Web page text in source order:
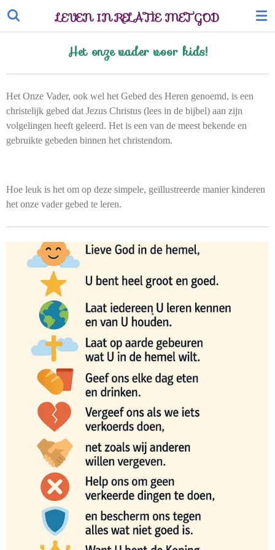
Ga
hoofdinhoud
LEVEN IN RELATIE MET GOD
Het onze vader voor kids!
Het Onze Vader, ook wel het Gebed des Heren genoemd, is een
christelijk gebed dat Jezus Christus (lees in de bijbel) aan zijn
volgelingen heeft geleerd. Het is een van de meest bekende en
gebruikte gebeden binnen het christendom.
Hoe leuk is het om op deze simpele, geïllustreerde manier kinderen
het onze vader gebed te leren.